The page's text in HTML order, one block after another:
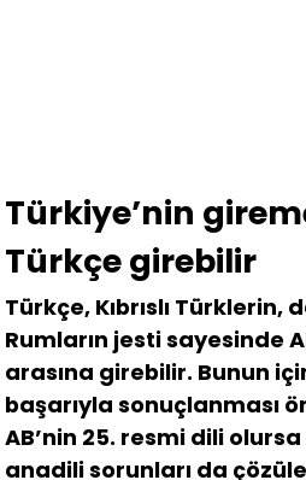
Türkiye’nin
Türkçe girebilir
Türkçe, Kıbrıslı Türklerin,
Rumların jesti sayesinde
arasına girebilir. Bunun
başarıyla sonuçlanması
AB’nin 25. resmi dili
anadili sorunları da